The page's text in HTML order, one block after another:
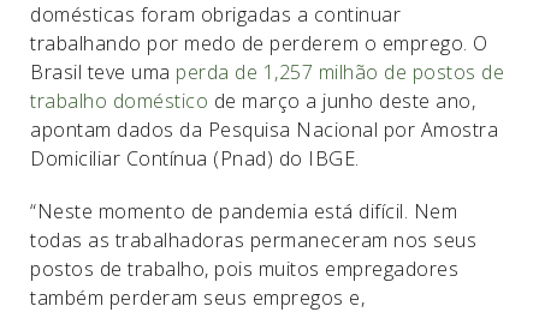
domésticas foram obrigadas a continuar
trabalhando por medo de perderem o emprego. O
Brasil teve uma perda de 1,257 milhão de postos de
trabalho doméstico de março a junho deste ano,
apontam dados da Pesquisa Nacional por Amostra
Domiciliar Contínua (Pnad) do IBGE.
“Neste momento de pandemia está difícil. Nem
todas as trabalhadoras permaneceram nos seus
postos de trabalho, pois muitos empregadores
também perderam seus empregos e,